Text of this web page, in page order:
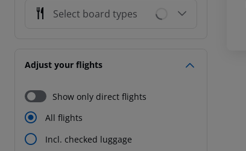
Select board types
Adjust your flights
Show only direct flights
All flights
Incl. checked luggage